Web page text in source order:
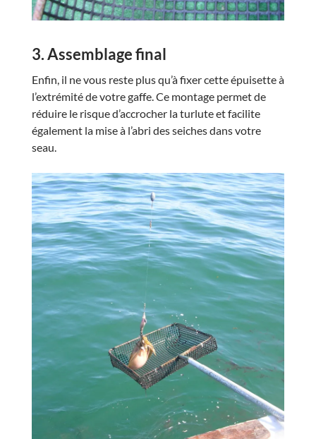
3. Assemblage final
Enfin, il ne vous reste plus qu’à fixer cette épuisette à
l’extrémité de votre gaffe. Ce montage permet de
réduire le risque d’accrocher la turlute et facilite
également la mise à l’abri des seiches dans votre
seau.